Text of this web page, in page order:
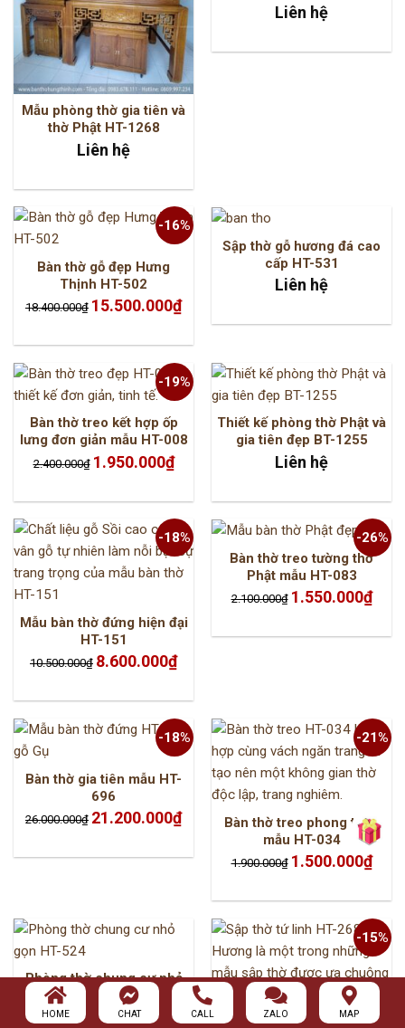
Mẫu phòng thờ gia tiên và
thờ Phật HT-1268
Liên hệ
Liên hệ
-16%
Bàn thờ gỗ đẹp Hưng
Thịnh HT-502
18.400.000₫ Giá
gốc
15.500.000₫Giá
hiện
15.500.000₫.
Sập thờ gỗ hương đá cao
cấp HT-531
Liên hệ
-19%
Bàn thờ treo kết hợp ốp
lưng đơn giản mẫu HT-008
2.400.000₫ Giá
gốc
1.950.000₫Giá
hiện
1.950.000₫.
Thiết kế phòng thờ Phật và
gia tiên đẹp BT-1255
Liên hệ
-18%
Mẫu bàn thờ đứng hiện đại
HT-151
10.500.000₫ Giá
gốc
8.600.000₫Giá
hiện
8.600.000₫.
-26%
Bàn thờ treo tường thờ
Phật mẫu HT-083
2.100.000₫ Giá
gốc
1.550.000₫Giá
hiện
-18%
Bàn thờ gia tiên mẫu HT-
696
26.000.000₫ Giá
gốc
21.200.000₫Giá
hiện
21.200.000₫.
-21%
Bàn thờ treo phong thuỷ
mẫu HT-034
1.900.000₫ Giá
gốc
1.500.000₫Giá
hiện
Phòng thờ chung cư nhỏ
gọn HT-524
Liên hệ
-15%
Bàn thờ gỗ Hưng Thịnh
HOME CHAT CALL ZALO MAP